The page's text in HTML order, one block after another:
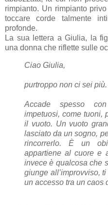
rimpianto. Un rimpianto
toccare corde talmente
profonde.
La sua lettera a Giulia, la
una donna che riflette sulle
Ciao Giulia,
purtroppo non ci sei più.
Accade spesso
impetuosi, come tuoni,
il vuoto. Un vuoto
lasciato da un sogno,
rincorrerlo. È un
appartiene al cuore e
invece è qualcosa che
giunge all’improvviso,
un accesso tra un caos